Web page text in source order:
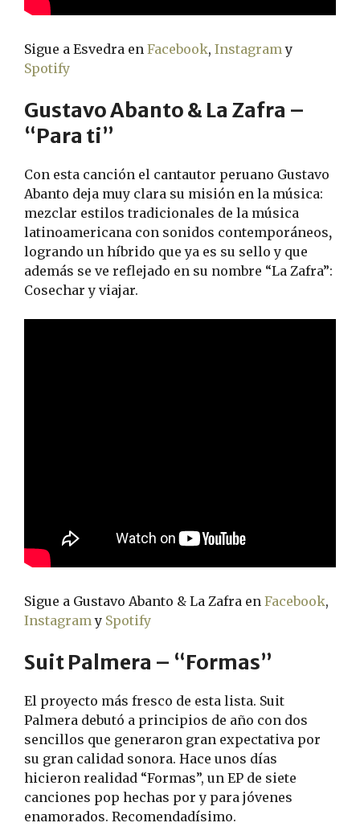
Sigue a Esvedra en Facebook, Instagramy
Spotify
Gustavo Abanto & La Zafra –
“Para ti”
Con esta canción el cantautor peruano Gustavo
Abanto deja muy clara su misión en la música:
mezclar estilos tradicionales de la música
latinoamericana con sonidos contemporáneos,
logrando un híbrido que ya es su sello y que
además se ve reflejado en su nombre “La Zafra”:
Cosechar y viajar.
Sigue a Gustavo Abanto & La Zafra en Facebook,
Instagramy Spotify
Suit Palmera – “Formas”
El proyecto más fresco de esta lista. Suit
Palmera debutó a principios de año con dos
sencillos que generaron gran expectativa por
su gran calidad sonora. Hace unos días
hicieron realidad “Formas”, un EP de siete
canciones pop hechas por y para jóvenes
enamorados. Recomendadísimo.